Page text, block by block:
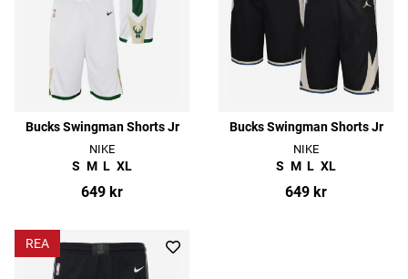
Bucks Swingman Shorts Jr
NIKE
S M L XL
649 kr
Bucks Swingman Shorts Jr
NIKE
S M L XL
649 kr
REA